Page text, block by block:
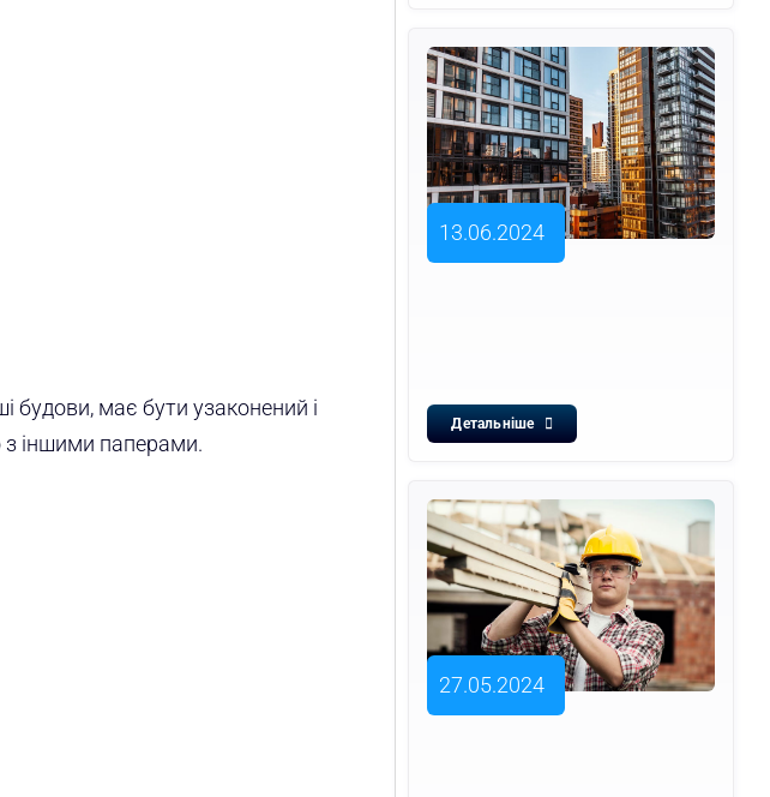
будови, має бути узаконений і
з іншими паперами.
13.06.2024
Детальніше
27.05.2024